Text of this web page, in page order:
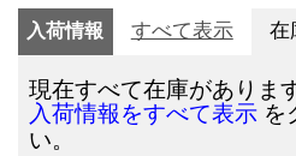
入荷情報 すべて表示 在
現在すべて在庫があります
入荷情報をすべて表示 を
い。